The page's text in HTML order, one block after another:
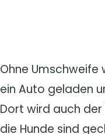
Ohne Umschweife
ein Auto geladen
Dort wird auch
die Hunde sind